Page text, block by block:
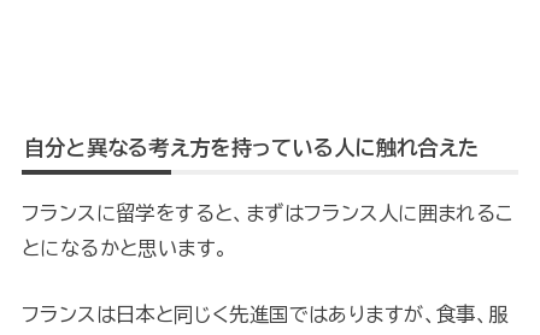
自分と異なる考え方を持っている人に触れ合えた
フランスに留学をすると、まずはフランス人に囲まれるこ
とになるかと思います。
フランスは日本と同じく先進国ではありますが、食事、服